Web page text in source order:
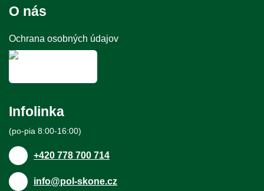
O nás
Ochrana osobných údajov
Infolinka
(po-pia 8:00-16:00)
+420 778 700 714
info@pol-skone.cz